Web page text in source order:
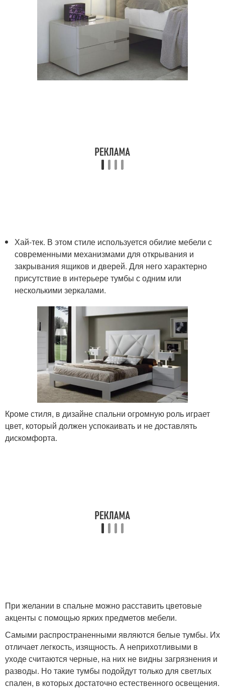
Хай-тек. В этом стиле используется обилие мебели с
современными механизмами для открывания и
закрывания ящиков и дверей. Для него характерно
присутствие в интерьере тумбы с одним или
несколькими зеркалами.
Кроме стиля, в дизайне спальни огромную роль играет
цвет, который должен успокаивать и не доставлять
дискомфорта.
При желании в спальне можно расставить цветовые
акценты с помощью ярких предметов мебели.
Самыми распространенными являются белые тумбы. Их
отличает легкость, изящность. А неприхотливыми в
уходе считаются черные, на них не видны загрязнения и
разводы. Но такие тумбы подойдут только для светлых
спален, в которых достаточно естественного освещения.